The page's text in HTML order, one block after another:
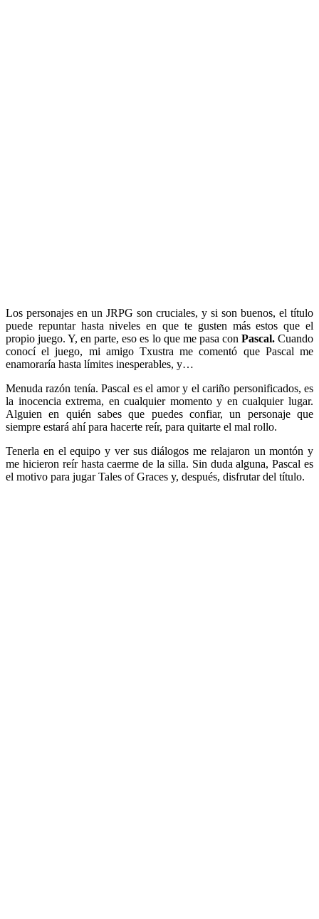
Los personajes en un JRPG son cruciales, y si son buenos, el título
puede repuntar hasta niveles en que te gusten más estos que el
propio juego. Y, en parte, eso es lo que me pasa con Pascal.Cuando
conocí el juego, mi amigo Txustra me comentó que Pascal me
enamoraría hasta límites inesperables, y…
Menuda razón tenía. Pascal es el amor y el cariño personificados, es
la inocencia extrema, en cualquier momento y en cualquier lugar.
Alguien en quién sabes que puedes confiar, un personaje que
siempre estará ahí para hacerte reír, para quitarte el mal rollo.
Tenerla en el equipo y ver sus diálogos me relajaron un montón y
me hicieron reír hasta caerme de la silla. Sin duda alguna, Pascal es
el motivo para jugar Tales of Graces y, después, disfrutar del título.